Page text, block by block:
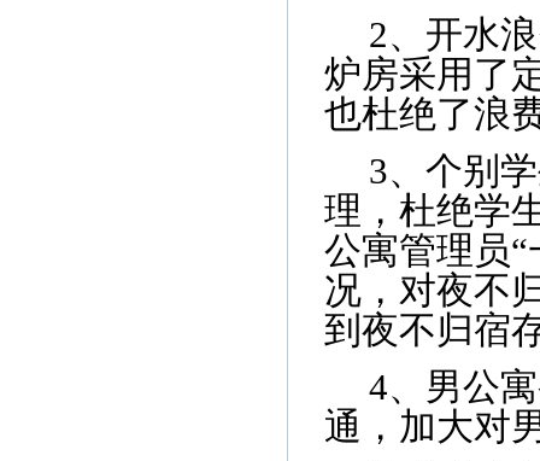
2、开水
炉房采用了
也杜绝了浪
3、个别
理，杜绝学
公寓管理员
况，对夜不
到夜不归宿
4、男公
通，加大对